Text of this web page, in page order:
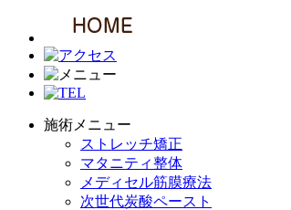
施術メニュー
ストレッチ矯正
マタニティ整体
メディセル筋膜療法
次世代炭酸ペースト